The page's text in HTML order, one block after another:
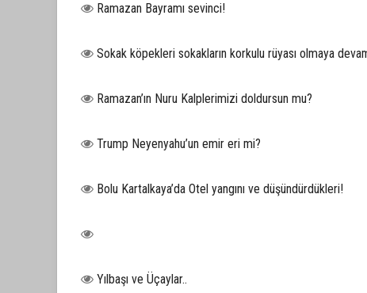
Ramazan Bayramı sevinci!
Sokak köpekleri sokakların korkulu rüyası olmaya
Ramazan’ın Nuru Kalplerimizi doldursun mu?
Trump Neyenyahu’un emir eri mi?
Bolu Kartalkaya’da Otel yangını ve düşündürdükleri!
Yılbaşı ve Üçaylar..